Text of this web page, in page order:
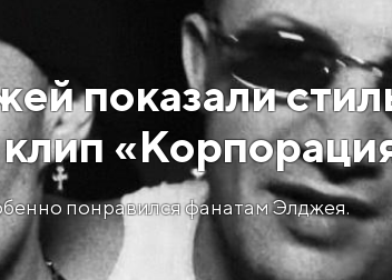
показали
понравился фанатам Элджея.